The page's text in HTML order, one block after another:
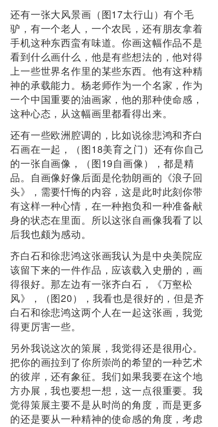
还有一张大风景画（图17太行山）有个毛
驴，有一个老人，一个农民，还有朋友拿着
手机这种东西蛮有味道。你画这幅作品不是
看到什么画什么，他是有些想法的，他对得
上一些世界名作里的某些东西。他有这种精
神的承载能力。杨老师作为一个名家，作为
一个中国重要的油画家，他的那种使命感，
这种心态，从这幅画里都看得出来。
还有一些欧洲腔调的，比如说徐悲鸿和齐白
石画在一起，（图18美育之门）还有你自己
的一张自画像，（图19自画像），都是精
品。自画像好像后面是伦勃朗画的《浪子回
头》，需要忏悔的内容，这是此时此刻你带
有这样一种心情，在一种抱负和一种准备献
身的状态在里面。所以这张自画像我看了以
后我也颇为感动。
齐白石和徐悲鸿这张画我认为是中央美院应
该留下来的一件作品，应该载入史册的，画
得很好。那左边有一张齐白石，《万壑松
风》，（图20），我看也是很好的，但是齐
白石和徐悲鸿这两个人在一起这张画，我觉
得更厉害一些。
另外我说这次的策展，我觉得还是很用心。
把你的画拉到了你所崇尚的希望的一种艺术
的彼岸，还有象征。我们如果我要在这个地
方办展，我也要想一想，这一点很重要。我
觉得策展主要不是从时尚的角度，而是更多
的还是要从一种精神的使命感的角度，考虑